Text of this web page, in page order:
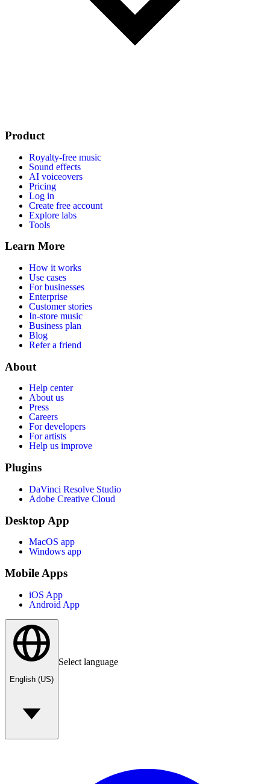
Product
Royalty-free music
Sound effects
AI voiceovers
Pricing
Log in
Create free account
Explore labs
Tools
Learn More
How it works
Use cases
For businesses
Enterprise
Customer stories
In-store music
Business plan
Blog
Refer a friend
About
Help center
About us
Press
Careers
For developers
For artists
Help us improve
Plugins
DaVinci Resolve Studio
Adobe Creative Cloud
Desktop App
MacOS app
Windows app
Mobile Apps
iOS App
Android App
English (US)
Select language